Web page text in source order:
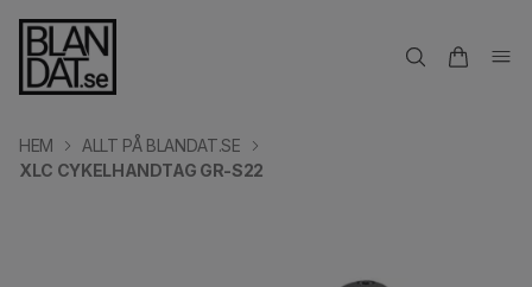
HEM
ALLT PÅ BLANDAT.SE
XLC CYKELHANDTAG GR-S22